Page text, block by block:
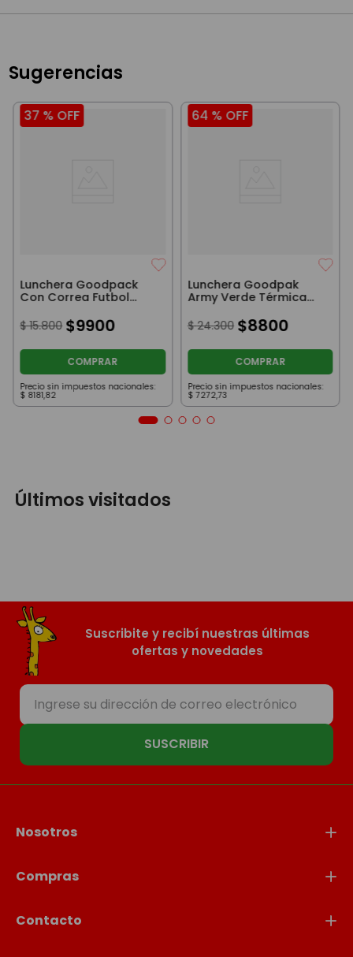
Sugerencias
37 % OFF
Lunchera Goodpack
Con Correa Futbol
$ 15.800 $9900
COMPRAR
Precio sin impuestos nacionales:
$ 8181,82
64 % OFF
Lunchera Goodpak
Army Verde Térmica
Con Correa Ajustable
$ 24.300 $8800
COMPRAR
Precio sin impuestos nacionales:
$ 7272,73
Últimos visitados
Suscribite y recibí nuestras últimas
ofertas y novedades
SUSCRIBIR
Nosotros
Compras
Contacto